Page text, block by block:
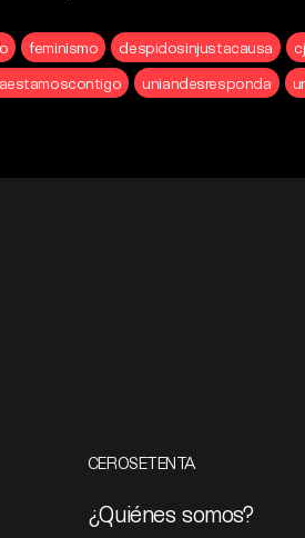
feminismo despidosinjustacausa
uniandesresponda
CEROSETENTA
¿Quiénes somos?